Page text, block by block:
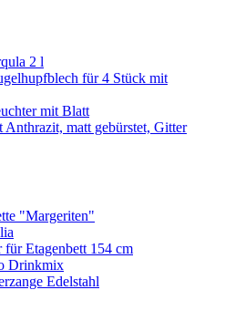
2 l
für 4 Stück mit
mit Blatt
Anthrazit, matt gebürstet, Gitter
"Margeriten"
Etagenbett 154 cm
Drinkmix
Edelstahl